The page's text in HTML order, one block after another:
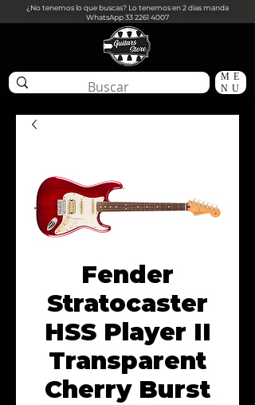
¿No tenemos lo que buscas? Lo tenemos en 2 dias manda
WhatsApp33 2261 4007
ME
NU
Fender
Stratocaster
HSS Player II
Transparent
Cherry Burst